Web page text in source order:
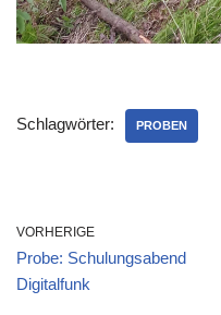
Schlagwörter: PROBEN
VORHERIGE
Probe: Schulungsabend
Digitalfunk